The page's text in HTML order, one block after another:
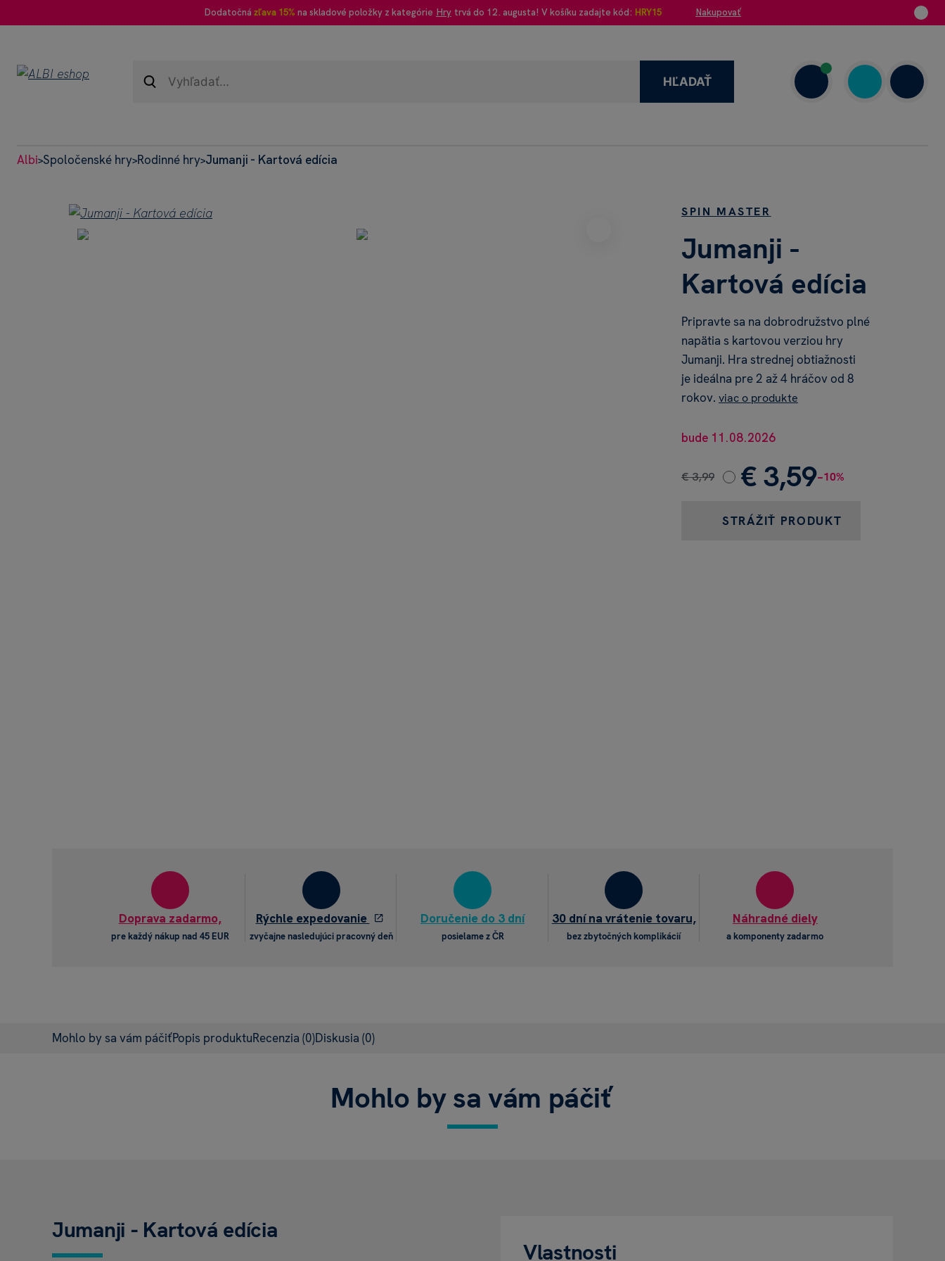
Dodatočná zľava 15% na skladové položky z kategórie Hry trvá do 12. augusta! V košíku zadajte kód: HRY15 Nakupovať
HĽADAŤ
Albi>Spoločenské hry>Rodinné hry>Jumanji - Kartová edícia
SPIN MASTER
Jumanji -
Kartová edícia
Pripravte sa na dobrodružstvo plné
napätia s kartovou verziou hry
Jumanji. Hra strednej obtiažnosti
je ideálna pre 2 až 4 hráčov od 8
rokov. viac o produkte
bude 11.08.2026
€ 3,99 € 3,59−10%
STRÁŽIŤ PRODUKT
Doprava zadarmo,
pre každý nákup nad 45 EUR
Rýchle expedovanie
zvyčajne nasledujúci pracovný deň
Doručenie do 3 dní
posielame z ČR
30 dní na vrátenie tovaru,
bez zbytočných komplikácií
Náhradné diely
a komponenty zadarmo
Mohlo by sa vám páčiťPopis produktuRecenzia (0)Diskusia (0)
Mohlo by sa vám páčiť
Jumanji - Kartová edícia
Vlastnosti